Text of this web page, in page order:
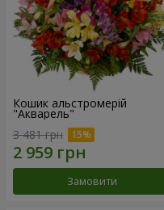
Кошик альстромерій
"Акварель"
3 481 грн
Замовити